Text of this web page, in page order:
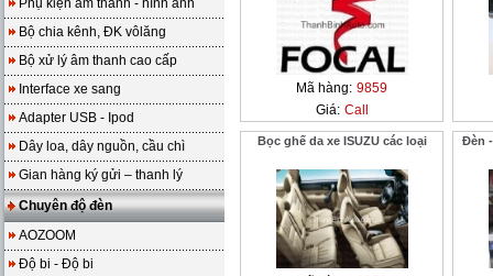
Phụ kiện âm thanh - hình ảnh
Bộ chia kênh, ĐK vôlăng
Bộ xử lý âm thanh cao cấp
Interface xe sang
Adapter USB - Ipod
Dây loa, dây nguồn, cầu chì
Gian hàng ký gửi – thanh lý
Chuyên độ đèn
AOZOOM
Độ bi - Độ bi
Mã hàng: 9859
Giá: Call
Bọc ghế da xe ISUZU các loại Đèn